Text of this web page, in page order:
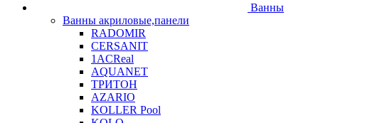
Ванны
Ванны акриловые,панели
RADOMIR
CERSANIT
1ACReal
AQUANET
ТРИТОН
AZARIO
KOLLER Pool